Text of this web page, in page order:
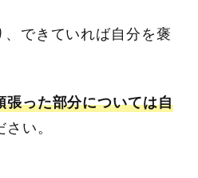
できていれば自分を褒
張った部分については自
い。